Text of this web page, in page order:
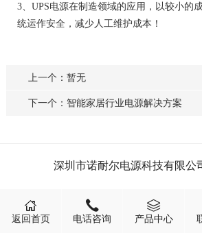
3、UPS电源在制造领域的应用，以较小的
统运作安全，减少人工维护成本！
上一个：暂无
下一个：智能家居行业电源解决方案
深圳市诺耐尔电源科技有限公
返回首页 电话咨询 产品中心